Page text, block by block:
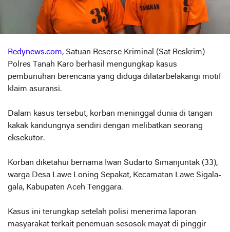
Redynews.com, Satuan Reserse Kriminal (Sat Reskrim)
Polres Tanah Karo berhasil mengungkap kasus
pembunuhan berencana yang diduga dilatarbelakangi motif
klaim asuransi.
Dalam kasus tersebut, korban meninggal dunia di tangan
kakak kandungnya sendiri dengan melibatkan seorang
eksekutor.
Korban diketahui bernama Iwan Sudarto Simanjuntak (33),
warga Desa Lawe Loning Sepakat, Kecamatan Lawe Sigala-
gala, Kabupaten Aceh Tenggara.
Kasus ini terungkap setelah polisi menerima laporan
masyarakat terkait penemuan sesosok mayat di pinggir